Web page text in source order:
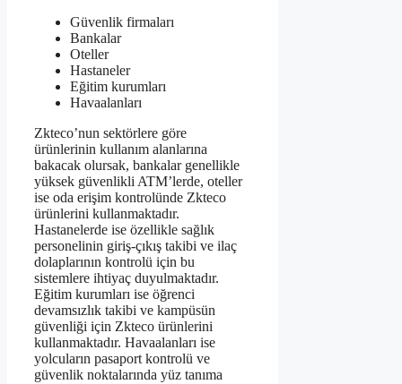
Güvenlik firmaları
Bankalar
Oteller
Hastaneler
Eğitim kurumları
Havaalanları
Zkteco’nun sektörlere göre
ürünlerinin kullanım alanlarına
bakacak olursak, bankalar genellikle
yüksek güvenlikli ATM’lerde, oteller
ise oda erişim kontrolünde Zkteco
ürünlerini kullanmaktadır.
Hastanelerde ise özellikle sağlık
personelinin giriş-çıkış takibi ve ilaç
dolaplarının kontrolü için bu
sistemlere ihtiyaç duyulmaktadır.
Eğitim kurumları ise öğrenci
devamsızlık takibi ve kampüsün
güvenliği için Zkteco ürünlerini
kullanmaktadır. Havaalanları ise
yolcuların pasaport kontrolü ve
güvenlik noktalarında yüz tanıma